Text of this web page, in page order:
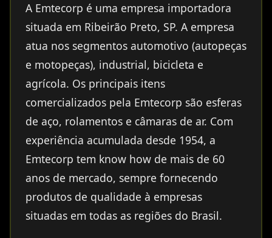
A Emtecorp é uma empresa importadora
situada em Ribeirão Preto, SP. A empresa
atua nos segmentos automotivo (autopeças
e motopeças), industrial, bicicleta e
agrícola. Os principais itens
comercializados pela Emtecorp são esferas
de aço, rolamentos e câmaras de ar. Com
experiência acumulada desde 1954, a
Emtecorp tem know how de mais de 60
anos de mercado, sempre fornecendo
produtos de qualidade à empresas
situadas em todas as regiões do Brasil.